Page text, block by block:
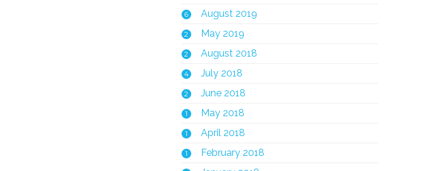
6 August 2019
2 May 2019
2 August 2018
4 July 2018
2 June 2018
1 May 2018
1 April 2018
1 February 2018